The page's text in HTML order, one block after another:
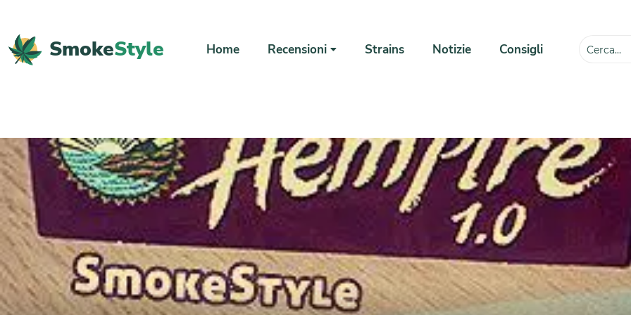
SmokeStyle Home Recensioni Strains Notizie Consigli 💸